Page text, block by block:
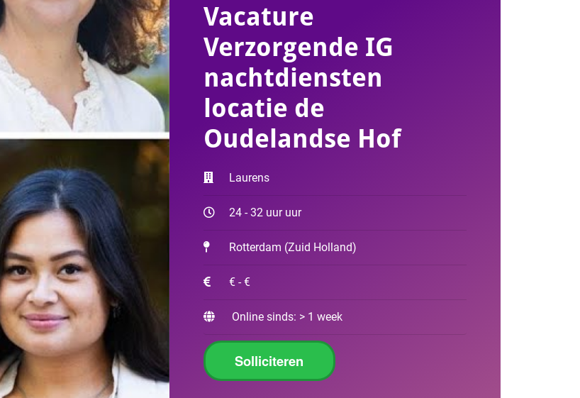
Vacature
Verzorgende IG
nachtdiensten
locatie de
Oudelandse Hof
Laurens
24 - 32 uur uur
Rotterdam (Zuid Holland)
€ - €
Online sinds: > 1 week
Solliciteren